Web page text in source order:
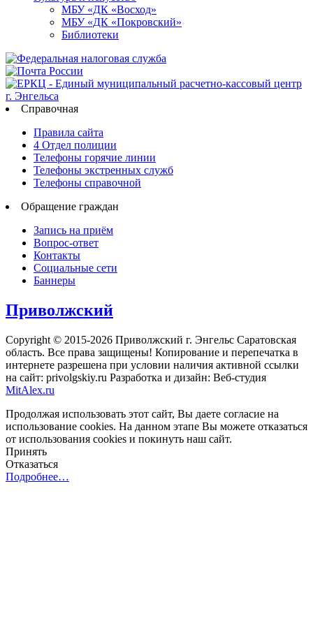
МБУ «ДК «Восход»
МБУ «ДК «Покровский»
Библиотеки
Справочная
Правила сайта
4 Отдел полиции
Телефоны горячие линии
Телефоны экстренных служб
Телефоны справочной
Обращение граждан
Запись на приём
Вопрос-ответ
Контакты
Социальные сети
Баннеры
Приволжский
Copyright © 2015-2026 Приволжский г. Энгельс Саратовская
область. Все права защищены! Копирование и перепечатка в
интернете разрешена при условии наличия активной ссылки
на сайт: privolgskiy.ru Разработка и дизайн: Веб-студия
MitAlex.ru
Продолжая использовать этот сайт, Вы даете согласие на
использование cookies. На данном этапе Вы можете отказаться
от использования cookies и покинуть наш сайт.
Принять
Отказаться
Подробнее…